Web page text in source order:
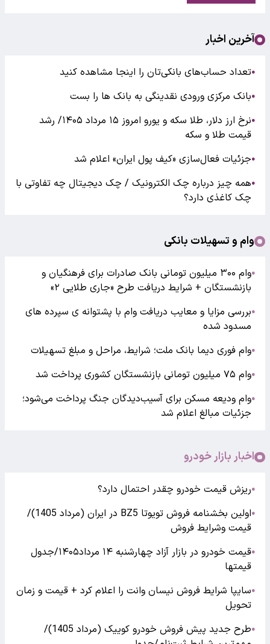
آخرین اخبار
●تعداد حساب‌های بانکی‌تان را اینجا مشاهده کنید
●بانک مرکزی ورودی نقدینگی به بانک ها را بست
●
نرخ ارز دلار، طلا سکه و یورو امروز ۱۵ مرداد ۱۴۰۵/ رشد
قیمت طلا و سکه
●جزئیات فعال‌سازی «کیف پول ایران» اعلام شد
●همه چیز درباره چک الکترونیک / چک دیجیتال چه تفاوتی با
چک کاغذی دارد؟
وام و تسهیلات بانکی
●
وام ۳۰۰ میلیون تومانی بانک صادرات برای فرهنگیان و
بازنشستگان + شرایط دریافت طرح «جاری طلایی ۲»
●بررسی مزایا و معایب دریافت وام با پشتوانه ی سپرده های
مسدود شده
●وام فوری دیما بانک ملت؛ شرایط، مراحل و مبلغ تسهیلات
●وام ۷۵ میلیون تومانی بازنشستگان کشوری پرداخت شد
●وام ودیعه مسکن برای آسیب‌دیدگان جنگ پرداخت می‌شود؛
جزئیات مبالغ اعلام شد
اخبار بازار خودرو
●ریزش قیمت خودرو چقدر احتمال دارد؟
●
اولین بخشنامه فروش تویوتا BZ5 در ایران (مرداد 1405)/
قیمت وشرایط فروش
●
قیمت خودرو در بازار آزاد چهارشنبه ۱۴ مرداد۱۴۰۵/جدول
قیمتها
●سایپا شرایط فروش نیسان وانت را اعلام کرد + قیمت و زمان
تحویل
●
طرح جدید پیش فروش خودرو کوییک (مرداد 1405)/